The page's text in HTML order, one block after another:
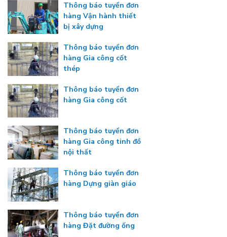
Thông báo tuyển đơn
hàng Vận hành thiết
bị xây dựng
Thông báo tuyển đơn
hàng Gia công cốt
thép
Thông báo tuyển đơn
hàng Gia công cốt
Thông báo tuyển đơn
hàng Gia công tinh đồ
nội thất
Thông báo tuyển đơn
hàng Dựng giàn giáo
Thông báo tuyển đơn
hàng Đặt đường ống